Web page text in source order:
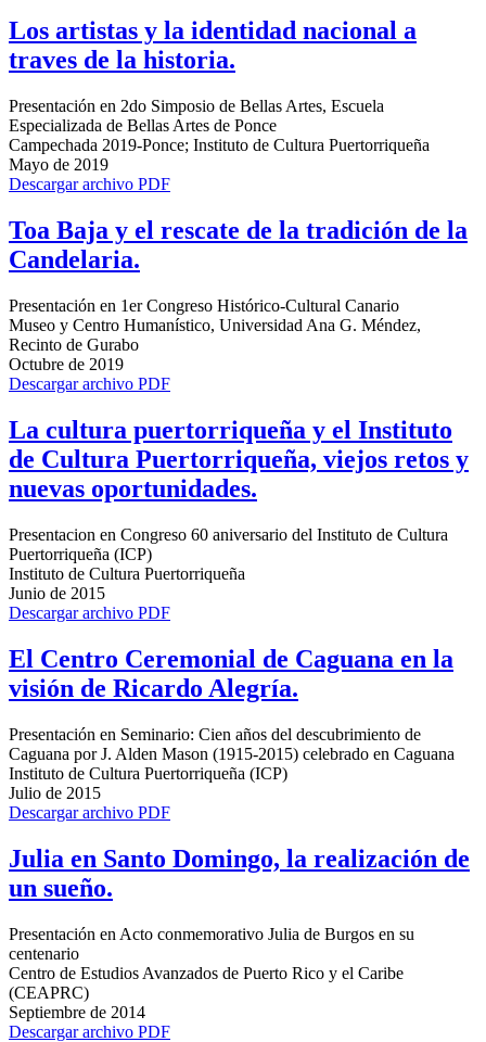
Los artistas y la identidad nacional a
traves de la historia.
Presentación en 2do Simposio de Bellas Artes, Escuela
Especializada de Bellas Artes de Ponce
Campechada 2019-Ponce; Instituto de Cultura Puertorriqueña
Mayo de 2019
Descargar archivo PDF
Toa Baja y el rescate de la tradición de la
Candelaria.
Presentación en 1er Congreso Histórico-Cultural Canario
Museo y Centro Humanístico, Universidad Ana G. Méndez,
Recinto de Gurabo
Octubre de 2019
Descargar archivo PDF
La cultura puertorriqueña y el Instituto
de Cultura Puertorriqueña, viejos retos y
nuevas oportunidades.
Presentacion en Congreso 60 aniversario del Instituto de Cultura
Puertorriqueña (ICP)
Instituto de Cultura Puertorriqueña
Junio de 2015
Descargar archivo PDF
El Centro Ceremonial de Caguana en la
visión de Ricardo Alegría.
Presentación en Seminario: Cien años del descubrimiento de
Caguana por J. Alden Mason (1915-2015) celebrado en Caguana
Instituto de Cultura Puertorriqueña (ICP)
Julio de 2015
Descargar archivo PDF
Julia en Santo Domingo, la realización de
un sueño.
Presentación en Acto conmemorativo Julia de Burgos en su
centenario
Centro de Estudios Avanzados de Puerto Rico y el Caribe
(CEAPRC)
Septiembre de 2014
Descargar archivo PDF